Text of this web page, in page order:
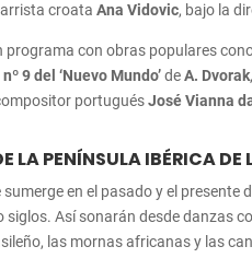
croataAna Vidovic, bajo la
programa con obras populares
9 del ‘Nuevo Mundo’deA. Dvorak
portuguésJosé Vianna
LA PENÍNSULA IBÉRICA
sumerge en el pasado y el
siglos. Así sonarán desde danzas
las mornas africanas y las